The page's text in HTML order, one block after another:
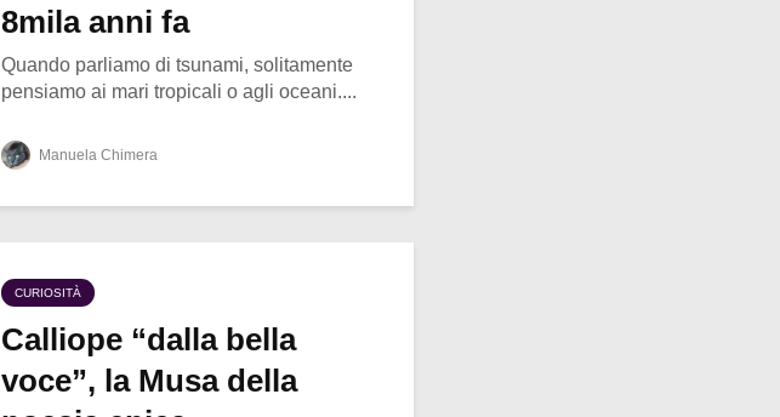
8mila anni fa
Quando parliamo di tsunami, solitamente
pensiamo ai mari tropicali o agli oceani....
Manuela Chimera
CURIOSITÀ
Calliope “dalla bella
voce”, la Musa della